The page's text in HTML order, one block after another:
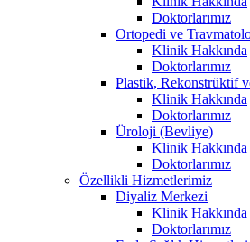
Doktorlarımız
Ortopedi ve
Klinik Hakkında
Doktorlarımız
Plastik, Rekonstrüktif
Klinik Hakkında
Doktorlarımız
Üroloji (Bevliye)
Klinik Hakkında
Doktorlarımız
Özellikli Hizmetlerimiz
Diyaliz Merkezi
Klinik Hakkında
Doktorlarımız